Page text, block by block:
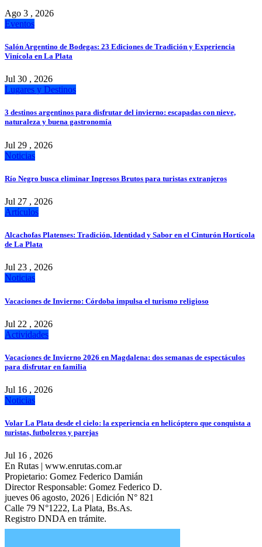
Ago 3 , 2026
Eventos
Salón Argentino de Bodegas: 23 Ediciones de Tradición y Experiencia
Vinícola en La Plata
Jul 30 , 2026
Lugares y Destinos
3 destinos argentinos para disfrutar del invierno: escapadas con nieve,
naturaleza y buena gastronomía
Jul 29 , 2026
Noticias
Río Negro busca eliminar Ingresos Brutos para turistas extranjeros
Jul 27 , 2026
Artículos
Alcachofas Platenses: Tradición, Identidad y Sabor en el Cinturón Hortícola
de La Plata
Jul 23 , 2026
Noticias
Vacaciones de Invierno: Córdoba impulsa el turismo religioso
Jul 22 , 2026
Actividades
Vacaciones de Invierno 2026 en Magdalena: dos semanas de espectáculos
para disfrutar en familia
Jul 16 , 2026
Noticias
Volar La Plata desde el cielo: la experiencia en helicóptero que conquista a
turistas, futboleros y parejas
Jul 16 , 2026
En Rutas | www.enrutas.com.ar
Propietario: Gomez Federico Damián
Director Responsable: Gomez Federico D.
jueves 06 agosto, 2026 | Edición N° 821
Calle 79 N°1222, La Plata, Bs.As.
Registro DNDA en trámite.